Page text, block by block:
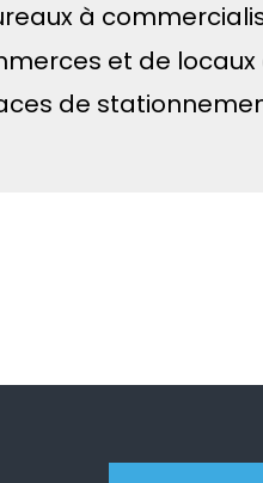
à
et de locaux
de